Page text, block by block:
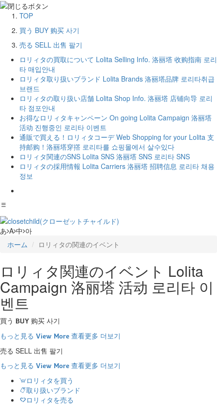
TOP
買う BUY 购买 사기
売る SELL 出售 팔기
ロリィタの買取について Lolita Selling Info. 洛丽塔 收购指南 로리
타 매입안내
ロリィタ取り扱いブランド Lolita Brands 洛丽塔品牌 로리타취급
브랜드
ロリィタの取り扱い店舗 Lolita Shop Info. 洛丽塔 店铺向导 로리
타 점포안내
お得なロリィタキャンペーン On going Lolita Campaign 洛丽塔
活动 진행중인 로리타 이벤트
通販で買える！ロリィタコーデ Web Shopping for your Lolita 支
持邮购！洛丽塔穿撘 로리타를 쇼핑몰에서 살수있다
ロリィタ関連のSNS Lolita SNS 洛丽塔 SNS 로리타 SNS
ロリィタの採用情報 Lolita Carriers 洛丽塔 招聘信息 로리타 채용
정보
あ A 中 아
ホーム
ロリィタの関連のイベント
ロリィタ関連のイベント Lolita
Campaign 洛丽塔 活动 로리타 이
벤트
買う BUY 购买 사기
もっと見る View More 查看更多 더보기
売る SELL 出售 팔기
もっと見る View More 查看更多 더보기
ロリィタを買う
取り扱いブランド
ロリィタを売る